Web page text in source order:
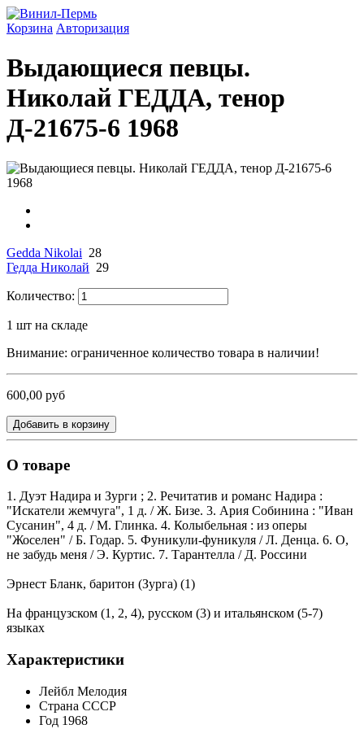
Корзина Авторизация
Выдающиеся певцы.
Николай ГЕДДА, тенор
Д-21675-6 1968
Gedda Nikolai 28
Гедда Николай 29
Количество:
1 шт на складе
Внимание: ограниченное количество товара в наличии!
600,00 руб
Добавить в корзину
О товаре
1. Дуэт Надира и Зурги ; 2. Речитатив и романс Надира :
"Искатели жемчуга", 1 д. / Ж. Бизе. 3. Ария Собинина : "Иван
Сусанин", 4 д. / М. Глинка. 4. Колыбельная : из оперы
"Жоселен" / Б. Годар. 5. Фуникули-фуникуля / Л. Денца. 6. О,
не забудь меня / Э. Куртис. 7. Тарантелла / Д. Россини
Эрнест Бланк, баритон (Зурга) (1)
На французском (1, 2, 4), русском (3) и итальянском (5-7)
языках
Характеристики
Лейбл Мелодия
Страна СССР
Год 1968